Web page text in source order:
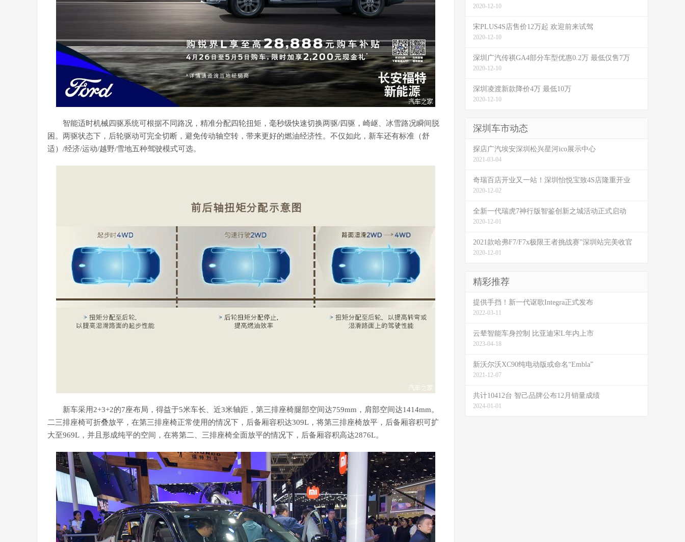
智能适时机械四驱系统可根据不同路况，精准分配四轮扭矩，毫秒级快速切换两驱/四驱，崎岖、冰雪路况瞬间脱
困。两驱状态下，后轮驱动可完全切断，避免传动轴空转，带来更好的燃油经济性。不仅如此，新车还有标准（舒
适）/经济/运动/越野/雪地五种驾驶模式可选。
新车采用2+3+2的7座布局，得益于5米车长、近3米轴距，第三排座椅腿部空间达759mm，肩部空间达1414mm。
二三排座椅可折叠放平，在第三排座椅正常使用的情况下，后备厢容积达309L，将第三排座椅放平，后备厢容积可扩
大至969L，并且形成纯平的空间，在将第二、三排座椅全面放平的情况下，后备厢容积高达2876L。
2020-12-10
宋PLUS4S店售价12万起 欢迎前来试驾
2020-12-10
深圳广汽传祺GA4部分车型优惠0.2万 最低仅售7万
2020-12-10
深圳凌渡新款降价4万 最低10万
2020-12-10
深圳车市动态
探店广汽埃安深圳松兴星河ico展示中心
2021-03-04
奇瑞百店开业又一站！深圳怡悦宝致4S店隆重开业
2020-12-02
全新一代瑞虎7神行版智鉴创新之城活动正式启动
2020-12-01
2021款哈弗F7/F7x极限王者挑战赛”深圳站完美收官
2020-12-01
精彩推荐
提供手挡！新一代讴歌Integra正式发布
2022-03-11
云辇智能车身控制 比亚迪宋L年内上市
2023-04-18
新沃尔沃XC90纯电动版或命名“Embla”
2021-12-07
共计10412台 智己品牌公布12月销量成绩
2024-01-01